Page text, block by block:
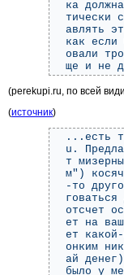
ка
тически
авлять
как если
овали
ще и не
(perekupi.ru, по всей
(источник)
...есть
u.
т
м")
-то
отсчет
ет на
ет
онким
ай
было у